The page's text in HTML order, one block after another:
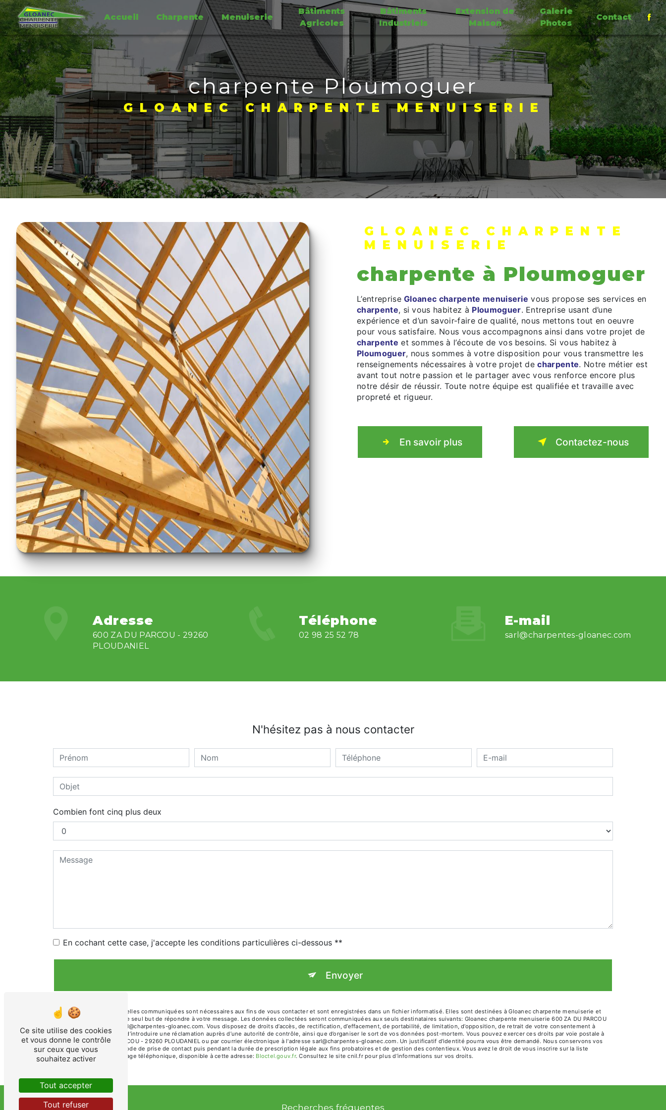
Accueil Charpente Menuiserie
Bâtiments
Agricoles
Bâtiments
Industriels
Extension de
Maison
Galerie
Photos
Contact
charpente Ploumoguer
GLOANEC CHARPENTE MENUISERIE
GLOANEC CHARPENTE
MENUISERIE
charpente à Ploumoguer
L’entrepriseGloanec charpente menuiserie vous propose ses services en
charpente, si vous habitez à Ploumoguer. Entreprise usant d’une
expérience et d’un savoir-faire de qualité, nous mettons tout en oeuvre
pour vous satisfaire. Nous vous accompagnons ainsi dans votre projet de
charpente et sommes à l’écoute de vos besoins. Si vous habitez à
Ploumoguer, nous sommes à votre disposition pour vous transmettre les
renseignements nécessaires à votre projet decharpente. Notre métier est
avant tout notre passion et le partager avec vous renforce encore plus
notre désir de réussir. Toute notre équipe est qualifiée et travaille avec
propreté et rigueur.
En savoir plus Contactez-nous
Adresse
600 ZA DU PARCOU - 29260
PLOUDANIEL
Téléphone
02 98 25 52 78
E-mail
sarl@charpentes-gloanec.com
N'hésitez pas à nous contacter
Combien font cinq plus deux
En cochant cette case, j'accepte les conditions particulières ci-dessous **
Envoyer
** Les données personnelles communiquées sont nécessaires aux fins de vous contacter et sont enregistrées dans un fichier informatisé. Elles sont destinées à Gloanec charpente menuiserie et
ses sous-traitants dans le seul but de répondre à votre message. Les données collectées seront communiquées aux seuls destinataires suivants: Gloanec charpente menuiserie 600 ZA DU PARCOU
- 29260 PLOUDANIEL sarl@charpentes-gloanec.com. Vous disposez de droits d’accès, de rectification, d’effacement, de portabilité, de limitation, d’opposition, de retrait de votre consentement à
tout moment et du droit d’introduire une réclamation auprès d’une autorité de contrôle, ainsi que d’organiser le sort de vos données post-mortem. Vous pouvez exercer ces droits par voie postale à
l'adresse 600 ZA DU PARCOU - 29260 PLOUDANIEL ou par courrier électronique à l'adresse sarl@charpentes-gloanec.com. Un justificatif d'identité pourra vous être demandé. Nous conservons vos
données pendant la période de prise de contact puis pendant la durée de prescription légale aux fins probatoires et de gestion des contentieux. Vous avez le droit de vous inscrire sur la liste
d'opposition au démarchage téléphonique, disponible à cette adresse: Bloctel.gouv.fr. Consultez le site cnil.fr pour plus d’informations sur vos droits.
Recherches fréquentes
Panneau de gestion des cookies
Ce site utilise des cookies
et vous donne le contrôle
sur ceux que vous
souhaitez activer
Tout accepter
Tout refuser